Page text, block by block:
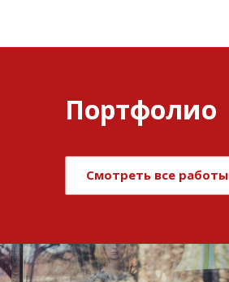
Портфолио
Смотреть все работы